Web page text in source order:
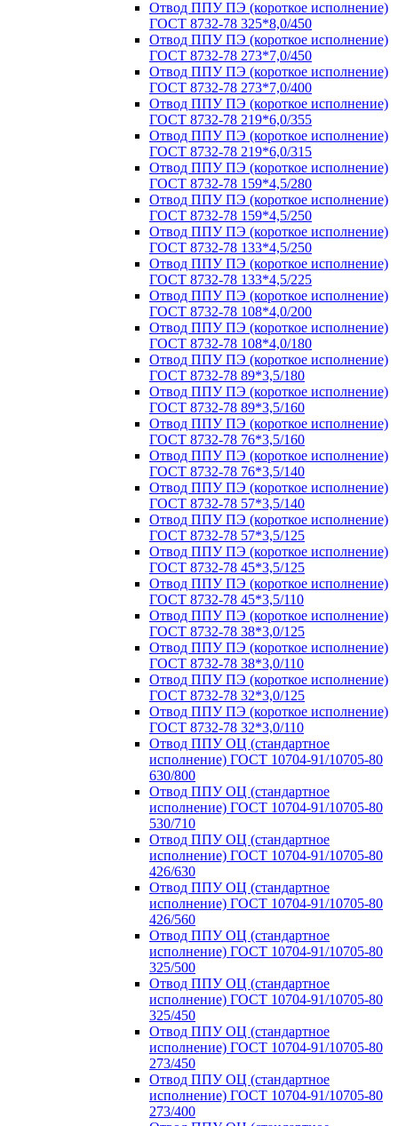
Отвод ППУ ПЭ (короткое исполнение)
ГОСТ 8732-78 325*8,0/450
Отвод ППУ ПЭ (короткое исполнение)
ГОСТ 8732-78 273*7,0/450
Отвод ППУ ПЭ (короткое исполнение)
ГОСТ 8732-78 273*7,0/400
Отвод ППУ ПЭ (короткое исполнение)
ГОСТ 8732-78 219*6,0/355
Отвод ППУ ПЭ (короткое исполнение)
ГОСТ 8732-78 219*6,0/315
Отвод ППУ ПЭ (короткое исполнение)
ГОСТ 8732-78 159*4,5/280
Отвод ППУ ПЭ (короткое исполнение)
ГОСТ 8732-78 159*4,5/250
Отвод ППУ ПЭ (короткое исполнение)
ГОСТ 8732-78 133*4,5/250
Отвод ППУ ПЭ (короткое исполнение)
ГОСТ 8732-78 133*4,5/225
Отвод ППУ ПЭ (короткое исполнение)
ГОСТ 8732-78 108*4,0/200
Отвод ППУ ПЭ (короткое исполнение)
ГОСТ 8732-78 108*4,0/180
Отвод ППУ ПЭ (короткое исполнение)
ГОСТ 8732-78 89*3,5/180
Отвод ППУ ПЭ (короткое исполнение)
ГОСТ 8732-78 89*3,5/160
Отвод ППУ ПЭ (короткое исполнение)
ГОСТ 8732-78 76*3,5/160
Отвод ППУ ПЭ (короткое исполнение)
ГОСТ 8732-78 76*3,5/140
Отвод ППУ ПЭ (короткое исполнение)
ГОСТ 8732-78 57*3,5/140
Отвод ППУ ПЭ (короткое исполнение)
ГОСТ 8732-78 57*3,5/125
Отвод ППУ ПЭ (короткое исполнение)
ГОСТ 8732-78 45*3,5/125
Отвод ППУ ПЭ (короткое исполнение)
ГОСТ 8732-78 45*3,5/110
Отвод ППУ ПЭ (короткое исполнение)
ГОСТ 8732-78 38*3,0/125
Отвод ППУ ПЭ (короткое исполнение)
ГОСТ 8732-78 38*3,0/110
Отвод ППУ ПЭ (короткое исполнение)
ГОСТ 8732-78 32*3,0/125
Отвод ППУ ПЭ (короткое исполнение)
ГОСТ 8732-78 32*3,0/110
Отвод ППУ ОЦ (стандартное
исполнение) ГОСТ 10704-91/10705-80
630/800
Отвод ППУ ОЦ (стандартное
исполнение) ГОСТ 10704-91/10705-80
530/710
Отвод ППУ ОЦ (стандартное
исполнение) ГОСТ 10704-91/10705-80
426/630
Отвод ППУ ОЦ (стандартное
исполнение) ГОСТ 10704-91/10705-80
426/560
Отвод ППУ ОЦ (стандартное
исполнение) ГОСТ 10704-91/10705-80
325/500
Отвод ППУ ОЦ (стандартное
исполнение) ГОСТ 10704-91/10705-80
325/450
Отвод ППУ ОЦ (стандартное
исполнение) ГОСТ 10704-91/10705-80
273/450
Отвод ППУ ОЦ (стандартное
исполнение) ГОСТ 10704-91/10705-80
273/400